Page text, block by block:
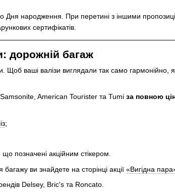
Дня народження. При перетині з іншими
сертифікатів.
дорожній багаж
ваші валізи виглядали так само гармонійно,
American Tourister та Tumi за повною
;
що позначені акційним стікером.
ви знайдете на сторінці акції «Вигідна
Delsey, Bric's та Roncato.